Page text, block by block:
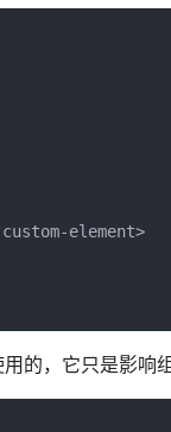
element>
的，它只是影响